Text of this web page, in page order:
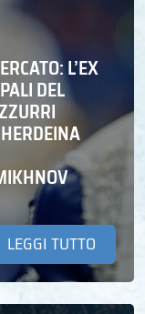
L’EX
DEL
LEGGI TUTTO